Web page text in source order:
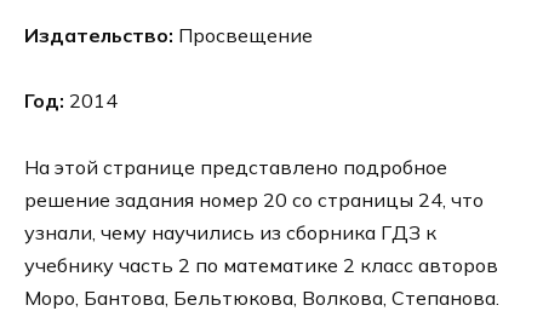
Издательство: Просвещение
Год: 2014
На этой странице представлено подробное
решение задания номер 20 со страницы 24, что
узнали, чему научились из сборника ГДЗ к
учебнику часть 2 по математике 2 класс авторов
Моро, Бантова, Бельтюкова, Волкова, Степанова.